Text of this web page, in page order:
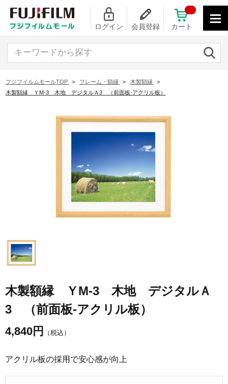
ログイン 会員登録
フジフイルムモールTOP > フレーム・額縁 > 木製額縁
>
木製額縁 ＹM-3 木地 デジタルＡ3 （前面板-アクリル板）
木製額縁 ＹM-3 木地 デジタルＡ
3 （前面板-アクリル板）
4,840円 （税込）
アクリル板の採用で安心感が向上